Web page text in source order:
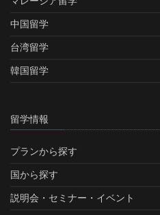
中国留学
台湾留学
韓国留学
留学情報
プランから探す
国から探す
説明会・セミナー・イベント